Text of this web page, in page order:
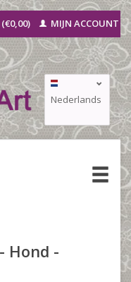
MIJN ACCOUNT
Nederlands
Deutsch
Hond -